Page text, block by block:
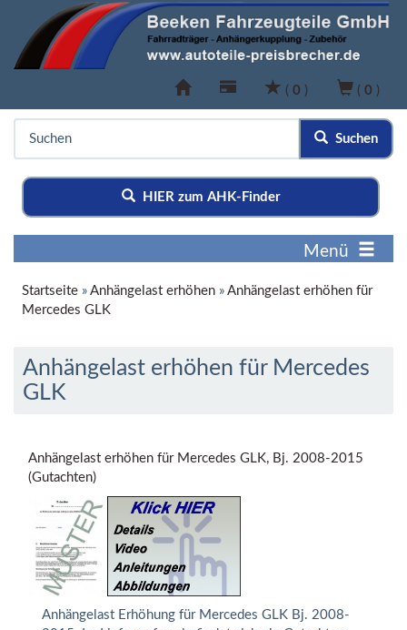
( 0 ) ( 0 )
Suchen
HIER zum AHK-Finder
Menü
Startseite » Anhängelast erhöhen » Anhängelast erhöhen für
Mercedes GLK
Anhängelast erhöhen für Mercedes
GLK
Anhängelast erhöhen für Mercedes GLK, Bj. 2008-2015
(Gutachten)
Anhängelast Erhöhung für Mercedes GLK Bj. 2008-